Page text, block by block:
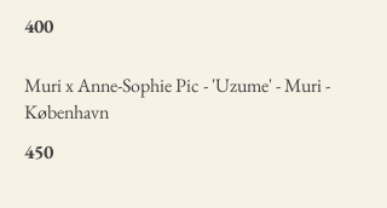
400
Muri x Anne-Sophie Pic - 'Uzume' - Muri -
København
450